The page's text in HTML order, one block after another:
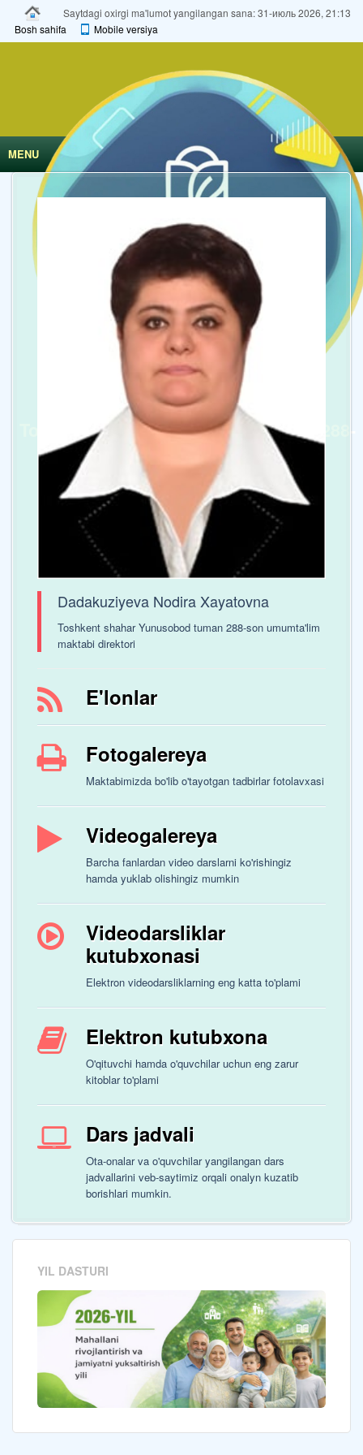
Saytdagi oxirgi ma'lumot yangilangan sana: 31-июль 2026, 21:13
Bosh sahifa
Mobile versiya
Toshkent shaxar Yunusobod tumani 288-
sonli umumta’lim maktabi
MENU
Dadakuziyeva Nodira Xayatovna
Toshkent shahar Yunusobod tuman 288-son umumta'lim
maktabi direktori
E'lonlar
Fotogalereya
Maktabimizda bo'lib o'tayotgan tadbirlar fotolavxasi
Videogalereya
Barcha fanlardan video darslarni ko'rishingiz
hamda yuklab olishingiz mumkin
Videodarsliklar
kutubxonasi
Elektron videodarsliklarning eng katta to'plami
Elektron kutubxona
O'qituvchi hamda o'quvchilar uchun eng zarur
kitoblar to'plami
Dars jadvali
Ota-onalar va o'quvchilar yangilangan dars
jadvallarini veb-saytimiz orqali onalyn kuzatib
borishlari mumkin.
YIL DASTURI